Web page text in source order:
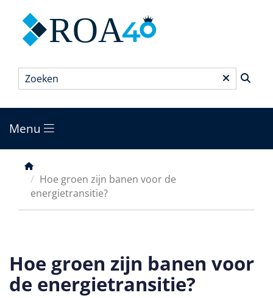
ROA
Zoeken*
Main
menu
Menu
Kruimelpad
Hoe groen zijn banen voor de
energietransitie?
Hoe groen zijn banen voor
de energietransitie?